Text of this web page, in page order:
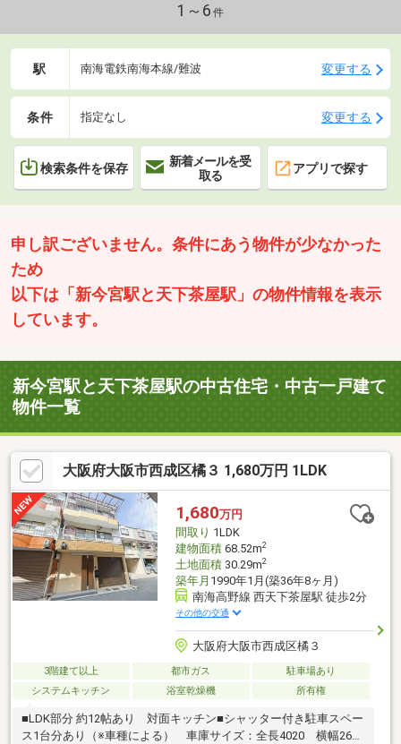
1～6 件
駅 南海電鉄南海本線/難波 変更する
条件 指定なし 変更する
検索条件を保存
新着メールを受
取る
アプリで探す
申し訳ございません。条件にあう物件が少なかった
ため
以下は「新今宮駅と天下茶屋駅」の物件情報を表示
しています。
新今宮駅と天下茶屋駅の中古住宅・中古一戸建て
物件一覧
大阪府大阪市西成区橘３ 1,680万円 1LDK
1,680万円
間取り 1LDK
建物面積68.52m2
土地面積30.29m2
築年月 1990年1月(築36年8ヶ月)
南海高野線 西天下茶屋駅 徒歩2分
その他の交通
大阪府大阪市西成区橘３
3階建て以上 都市ガス
駐車場あり
システムキッチン
浴室乾燥機 所有権
■LDK部分 約12帖あり 対面キッチン■シャッター付き駐車スペー
ス1台分あり（※車種による） 車庫サイズ：全長4020 横幅2615